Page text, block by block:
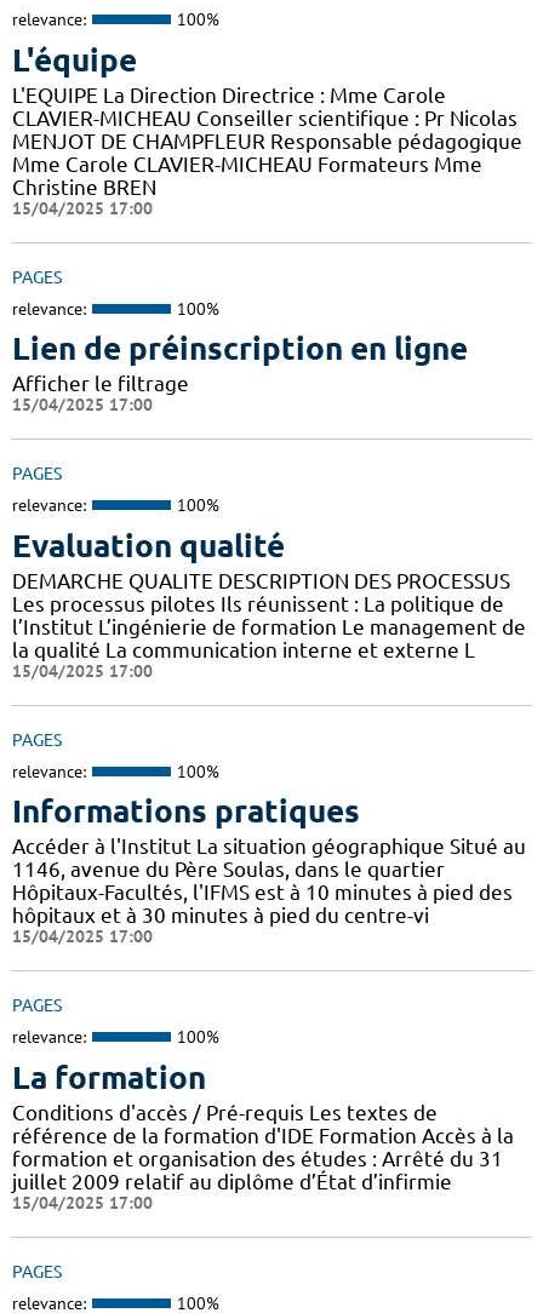
relevance: 100%
L'équipe
L'EQUIPE La Direction Directrice : Mme Carole
CLAVIER-MICHEAU Conseiller scientifique : Pr Nicolas
MENJOT DE CHAMPFLEUR Responsable pédagogique
Mme Carole CLAVIER-MICHEAU Formateurs Mme
Christine BREN
15/04/2025 17:00
PAGES
relevance: 100%
Lien de préinscription en ligne
Afficher le filtrage
15/04/2025 17:00
PAGES
relevance: 100%
Evaluation qualité
DEMARCHE QUALITE DESCRIPTION DES PROCESSUS
Les processus pilotes Ils réunissent : La politique de
l’Institut L’ingénierie de formation Le management de
la qualité La communication interne et externe L
15/04/2025 17:00
PAGES
relevance: 100%
Informations pratiques
Accéder à l'Institut La situation géographique Situé au
1146, avenue du Père Soulas, dans le quartier
Hôpitaux-Facultés, l'IFMS est à 10 minutes à pied des
hôpitaux et à 30 minutes à pied du centre-vi
15/04/2025 17:00
PAGES
relevance: 100%
La formation
Conditions d'accès / Pré-requis Les textes de
référence de la formation d'IDE Formation Accès à la
formation et organisation des études : Arrêté du 31
juillet 2009 relatif au diplôme d’État d’infirmie
15/04/2025 17:00
PAGES
relevance: 100%